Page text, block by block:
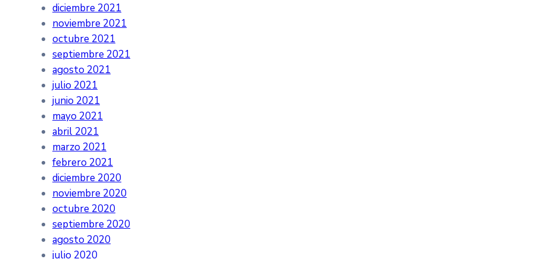
diciembre 2021
noviembre 2021
octubre 2021
septiembre 2021
agosto 2021
julio 2021
junio 2021
mayo 2021
abril 2021
marzo 2021
febrero 2021
diciembre 2020
noviembre 2020
octubre 2020
septiembre 2020
agosto 2020
julio 2020